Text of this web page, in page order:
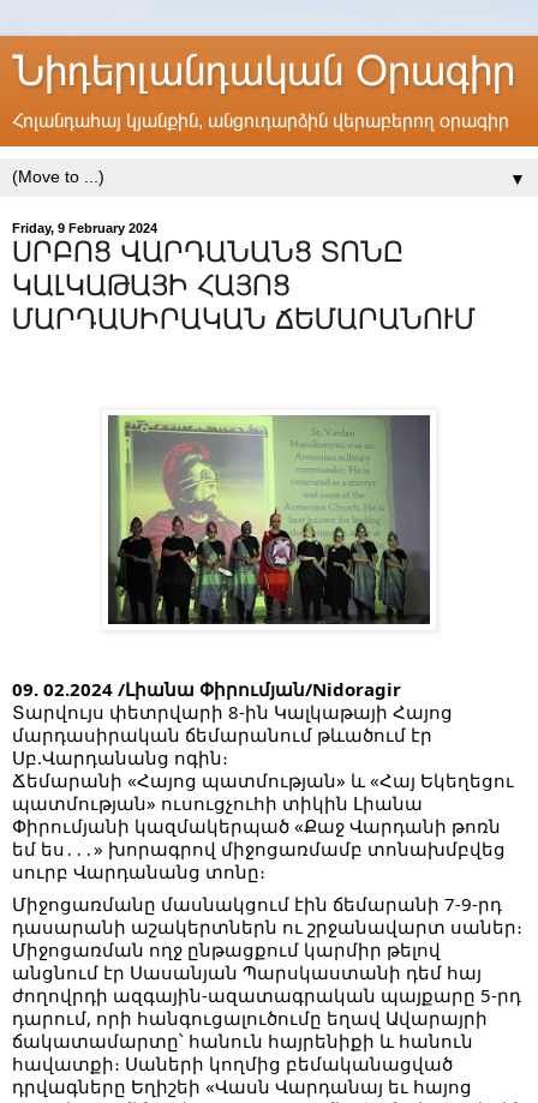
Նիդերլանդական Օրագիր
Հոլանդահայ կյանքին, անցուդարձին վերաբերող օրագիր
▼
Friday, 9 February 2024
ՍՐԲՈՑ ՎԱՐԴԱՆԱՆՑ ՏՈՆԸ
ԿԱԼԿԱԹԱՅԻ ՀԱՅՈՑ
ՄԱՐԴԱՍԻՐԱԿԱՆ ՃԵՄԱՐԱՆՈՒՄ
09. 02.2024 /Լիանա Փիրումյան/Nidoragir
Տարվույս փետրվարի 8-ին Կալկաթայի Հայոց
մարդասիրական ճեմարանում թևածում էր
Սբ.Վարդանանց ոգին։
Ճեմարանի «Հայոց պատմության» և «Հայ Եկեղեցու
պատմության» ուսուցչուհի տիկին Լիանա
Փիրումյանի կազմակերպած «Քաջ Վարդանի թոռն
եմ ես․․․» խորագրով միջոցառմամբ տոնախմբվեց
սուրբ Վարդանանց տոնը։
Միջոցառմանը մասնակցում էին ճեմարանի 7-9-րդ
դասարանի աշակերտներն ու շրջանավարտ սաներ։
Միջոցառման ողջ ընթացքում կարմիր թելով
անցնում էր Սասանյան Պարսկաստանի դեմ հայ
ժողովրդի ազգային-ազատագրական պայքարը 5-րդ
դարում, որի հանգուցալուծումը եղավ Ավարայրի
ճակատամարտը՝ հանուն հայրենիքի և հանուն
հավատքի։ Սաների կողմից բեմականացված
դրվագները Եղիշեի «Վասն Վարդանայ եւ հայոց